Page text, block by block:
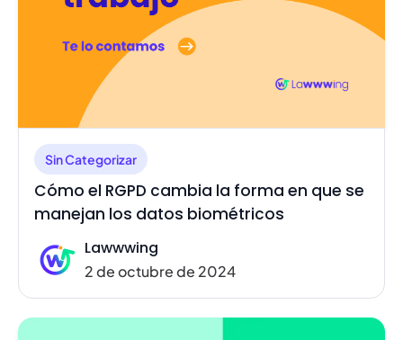
Sin Categorizar
Cómo el RGPD cambia la forma en que se
manejan los datos biométricos
Lawwwing
2 de octubre de 2024